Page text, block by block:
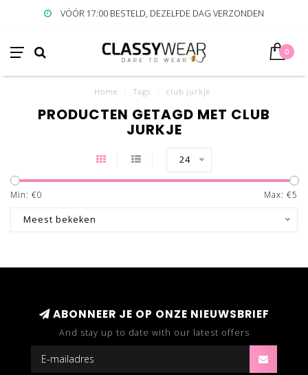
VÓÓR 17:00 BESTELD, DEZELFDE DAG VERZONDEN
0
Home Tags club jurkje
PRODUCTEN GETAGD MET CLUB
JURKJE
24
Min: €0 Max: €5
Meest bekeken
ABONNEER JE OP ONZE NIEUWSBRIEF
And stay up to date with our latest offers